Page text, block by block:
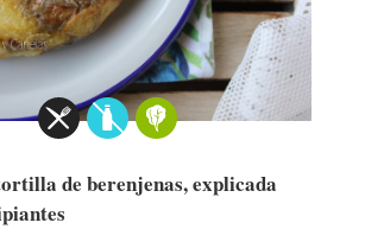
de berenjenas, explicada